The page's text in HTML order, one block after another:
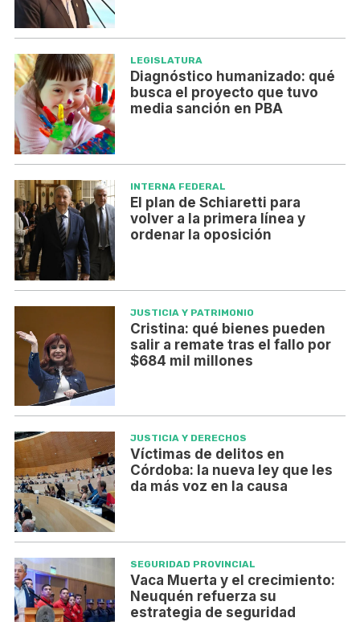
LEGISLATURA
Diagnóstico humanizado: qué
busca el proyecto que tuvo
media sanción en PBA
INTERNA FEDERAL
El plan de Schiaretti para
volver a la primera línea y
ordenar la oposición
JUSTICIA Y PATRIMONIO
Cristina: qué bienes pueden
salir a remate tras el fallo por
$684 mil millones
JUSTICIA Y DERECHOS
Víctimas de delitos en
Córdoba: la nueva ley que les
da más voz en la causa
SEGURIDAD PROVINCIAL
Vaca Muerta y el crecimiento:
Neuquén refuerza su
estrategia de seguridad